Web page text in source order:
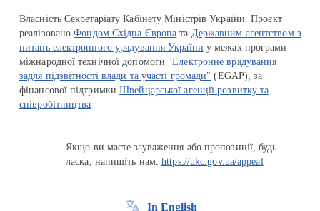
Власність Секретаріату Кабінету Міністрів України. Проєкт
реалізованоФондом Східна Європа та Державним агентством з
питань електронного урядування України у межах програми
міжнародної технічної допомоги "Електронне врядування
задля підзвітності влади та участі громади" (EGAP), за
фінансової підтримкиШвейцарської агенції розвитку та
співробітництва
Якщо ви маєте зауваження або пропозиції, будь
ласка, напишіть нам:https://ukc.gov.ua/appeal
In English